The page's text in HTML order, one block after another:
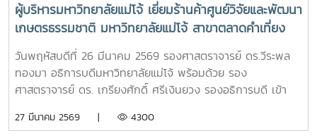
ผู้บริหารมหาวิทยาลัยแม่โจ้ เยี่ยมร้านค้าศูนย์วิจัยและพัฒนา
เกษตรธรรมชาติ มหาวิทยาลัยแม่โจ้ สาขาตลาดคำเที่ยง
เพื่อเป็นแหล่งรวมสินค้าออร์แกนิก และ ผลิตภัณฑ์สินค้า
เกษตรอินทรีย์
วันพฤหัสบดีที่ 26 มีนาคม 2569 รองศาสตราจารย์ ดร.วีระพล
ทองมา อธิการบดีมหาวิทยาลัยแม่โจ้ พร้อมด้วย รอง
ศาสตราจารย์ ดร. เกรียงศักดิ์ ศรีเงินยวง รองอธิการบดี เข้า
พัฒนาเกษตรธรรมชาติ มหาวิทยาลัยแม่โจ้ สาขาตลาดคำเที่ยง
27 มีนาคม 2569 | 4300